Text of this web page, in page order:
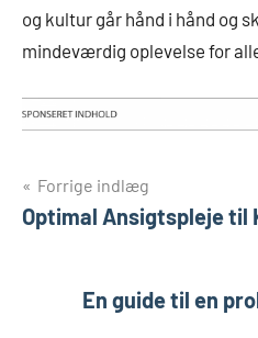
og kultur går hånd i hånd og
mindeværdig oplevelse for
Indlægsnavigation
Forrige indlæg
Optimal Ansigtspleje til
En guide til en